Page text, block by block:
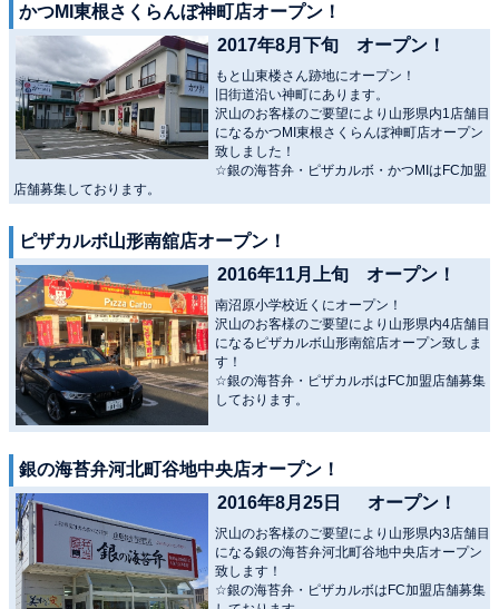
かつMI東根さくらんぼ神町店オープン！
2017年8月下旬 オープン！
もと山東楼さん跡地にオープン！
旧街道沿い神町にあります。
沢山のお客様のご要望により山形県内1店舗目
になるかつMI東根さくらんぼ神町店オープン
致しました！
☆銀の海苔弁・ピザカルボ・かつMIはFC加盟
店舗募集しております。
ピザカルボ山形南舘店オープン！
2016年11月上旬 オープン！
南沼原小学校近くにオープン！
沢山のお客様のご要望により山形県内4店舗目
になるピザカルボ山形南舘店オープン致しま
す！
☆銀の海苔弁・ピザカルボはFC加盟店舗募集
しております。
銀の海苔弁河北町谷地中央店オープン！
2016年8月25日 オープン！
沢山のお客様のご要望により山形県内3店舗目
になる銀の海苔弁河北町谷地中央店オープン
致します！
☆銀の海苔弁・ピザカルボはFC加盟店舗募集